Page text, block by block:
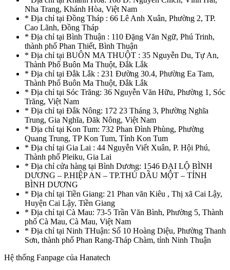
Nha Trang, Khánh Hòa, Việt Nam
* Địa chỉ tại Đồng Tháp : 66 Lê Anh Xuân, Phường 2, TP.
Cao Lãnh, Đồng Tháp
* Địa chỉ tại Bình Thuận : 110 Đặng Văn Ngữ, Phú Trinh,
thành phố Phan Thiết, Bình Thuận
* Địa chỉ tại BUÔN MA THUỘT : 35 Nguyễn Du, Tự An,
Thành Phố Buôn Ma Thuột, Đắk Lắk
* Địa chỉ tại Đắk Lắk : 231 Đường 30.4, Phường Ea Tam,
Thành Phố Buôn Ma Thuột, Đắk Lắk
* Địa chỉ tại Sóc Trăng: 36 Nguyễn Văn Hữu, Phường 1, Sóc
Trăng, Việt Nam
* Địa chỉ tại Đắk Nông: 172 23 Tháng 3, Phường Nghĩa
Trung, Gia Nghĩa, Đăk Nông, Việt Nam
* Địa chỉ tại Kon Tum: 732 Phan Đình Phùng, Phường
Quang Trung, TP Kon Tum, Tỉnh Kon Tum
* Địa chỉ tại Gia Lai : 44 Nguyễn Viết Xuân, P. Hội Phú,
Thành phố Pleiku, Gia Lai
* Địa chỉ cửa hàng tại Bình Dương: 1546 ĐẠI LỘ BÌNH
DƯƠNG – P.HIỆP AN – TP.THỦ DẦU MỘT – TỈNH
BÌNH DƯƠNG
* Địa chỉ tại Tiền Giang: 21 Phan văn Kiêu , Thị xã Cai Lậy,
Huyện Cai Lậy, Tiền Giang
* Địa chỉ tại Cà Mau: 73-5 Trần Văn Bình, Phường 5, Thành
phố Cà Mau, Cà Mau, Việt Nam
* Địa chỉ tại Ninh THuận: Số 10 Hoàng Diệu, Phường Thanh
Sơn, thành phố Phan Rang-Tháp Chàm, tỉnh Ninh Thuận
Hệ thống Fanpage của Hanatech